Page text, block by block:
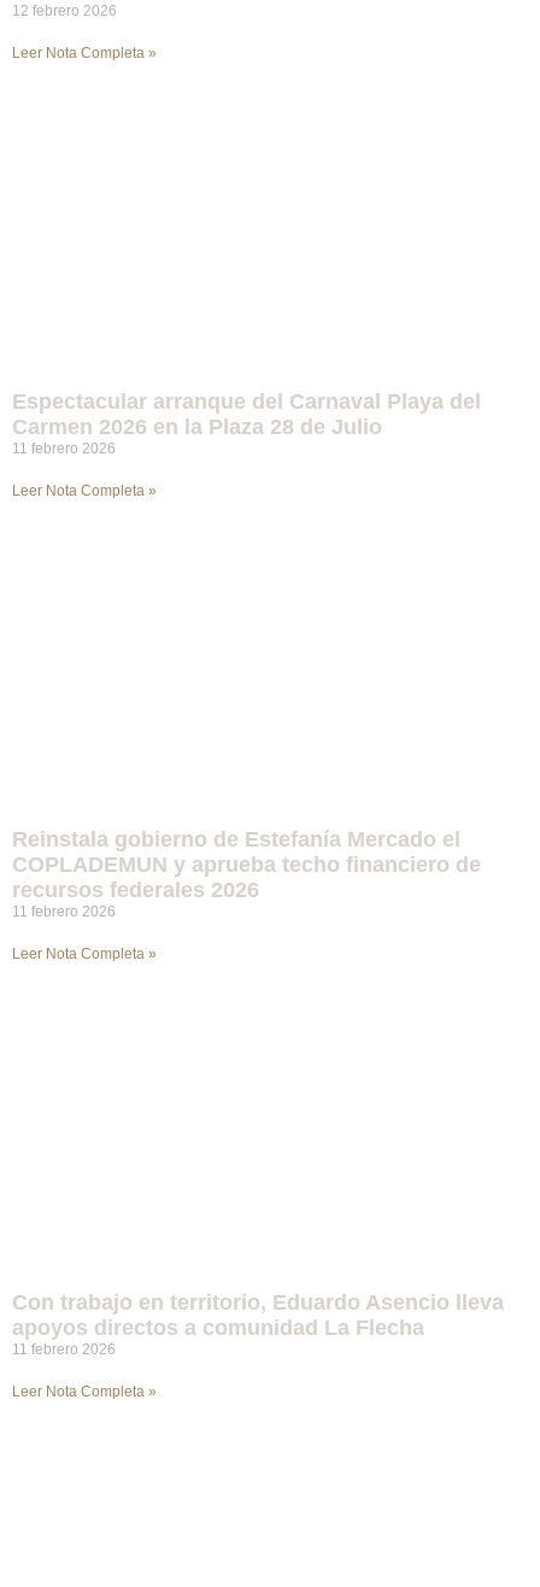
12 febrero 2026
Leer Nota Completa »
Espectacular arranque del Carnaval Playa del
Carmen 2026 en la Plaza 28 de Julio
11 febrero 2026
Leer Nota Completa »
Reinstala gobierno de Estefanía Mercado el
COPLADEMUN y aprueba techo financiero de
recursos federales 2026
11 febrero 2026
Leer Nota Completa »
Con trabajo en territorio, Eduardo Asencio lleva
apoyos directos a comunidad La Flecha
11 febrero 2026
Leer Nota Completa »